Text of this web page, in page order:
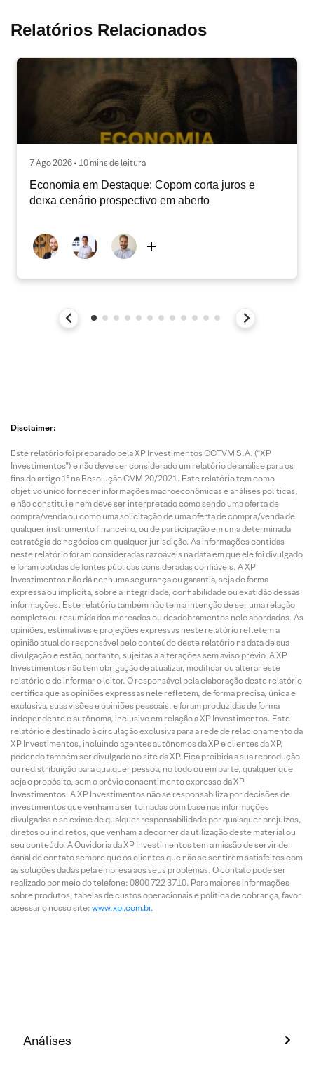
Relatórios Relacionados
7 Ago 2026 • 10 mins de leitura
Economia em Destaque: Copom corta juros e
deixa cenário prospectivo em aberto
Disclaimer:
Este relatório foi preparado pela XP Investimentos CCTVM S.A. (“XP
Investimentos”) e não deve ser considerado um relatório de análise para os
fins do artigo 1º na Resolução CVM 20/2021. Este relatório tem como
objetivo único fornecer informações macroeconômicas e análises políticas,
e não constitui e nem deve ser interpretado como sendo uma oferta de
compra/venda ou como uma solicitação de uma oferta de compra/venda de
qualquer instrumento financeiro, ou de participação em uma determinada
estratégia de negócios em qualquer jurisdição. As informações contidas
neste relatório foram consideradas razoáveis na data em que ele foi divulgado
e foram obtidas de fontes públicas consideradas confiáveis. A XP
Investimentos não dá nenhuma segurança ou garantia, seja de forma
expressa ou implícita, sobre a integridade, confiabilidade ou exatidão dessas
informações. Este relatório também não tem a intenção de ser uma relação
completa ou resumida dos mercados ou desdobramentos nele abordados. As
opiniões, estimativas e projeções expressas neste relatório refletem a
opinião atual do responsável pelo conteúdo deste relatório na data de sua
divulgação e estão, portanto, sujeitas a alterações sem aviso prévio. A XP
Investimentos não tem obrigação de atualizar, modificar ou alterar este
relatório e de informar o leitor. O responsável pela elaboração deste relatório
certifica que as opiniões expressas nele refletem, de forma precisa, única e
exclusiva, suas visões e opiniões pessoais, e foram produzidas de forma
independente e autônoma, inclusive em relação a XP Investimentos. Este
relatório é destinado à circulação exclusiva para a rede de relacionamento da
XP Investimentos, incluindo agentes autônomos da XP e clientes da XP,
podendo também ser divulgado no site da XP. Fica proibida a sua reprodução
ou redistribuição para qualquer pessoa, no todo ou em parte, qualquer que
seja o propósito, sem o prévio consentimento expresso da XP
Investimentos. A XP Investimentos não se responsabiliza por decisões de
investimentos que venham a ser tomadas com base nas informações
divulgadas e se exime de qualquer responsabilidade por quaisquer prejuízos,
diretos ou indiretos, que venham a decorrer da utilização deste material ou
seu conteúdo. A Ouvidoria da XP Investimentos tem a missão de servir de
canal de contato sempre que os clientes que não se sentirem satisfeitos com
as soluções dadas pela empresa aos seus problemas. O contato pode ser
realizado por meio do telefone: 0800 722 3710. Para maiores informações
sobre produtos, tabelas de custos operacionais e política de cobrança, favor
acessar o nosso site: www.xpi.com.br.
Análises